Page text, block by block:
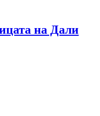
на Дали